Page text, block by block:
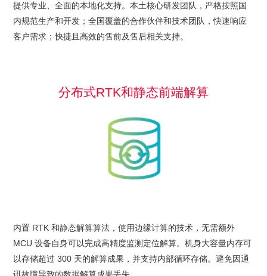
提供专业、全面的本地化支持。本土核心研发团队，严格按照国
内规范生产和开发；全国覆盖的合作伙伴和技术团队，快速响应
客户需求；快捷且高效的售前及售后相关支持。
分布式RTK和静态前端解算
内置 RTK 和静态解算算法，使用边缘计算的技术，无需额外
MCU 设备自身可以完成高精度监测定位解算。机身大容量内存可
以存储超过 300 天的解算成果，并支持内部循环存储。避免因通
讯故障导致的数据解算成果丢失。